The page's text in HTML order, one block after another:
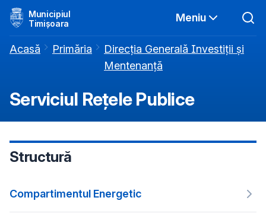
Municipiul
Timișoara
Meniu
Acasă Primăria
Direcția Generală Investiții și
Mentenanță
Serviciul Rețele Publice
Structură
Compartimentul Energetic